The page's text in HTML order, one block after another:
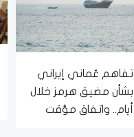
تفاهم عُماني إيراني
بشأن مضيق هرمز خلال
أيام.. واتفاق مؤقت